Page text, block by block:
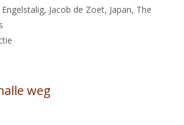
Engelstalig, Jacob de Zoet, Japan, The
weg